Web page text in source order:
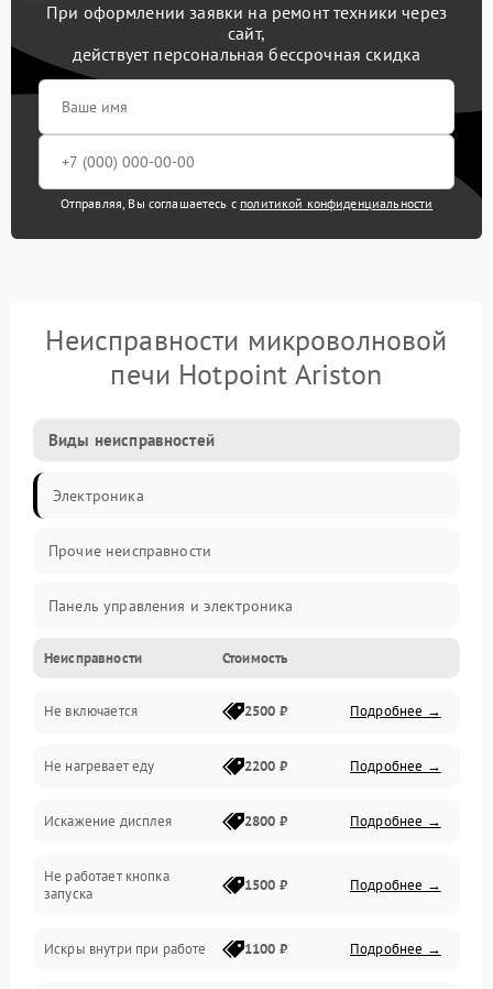
При оформлении заявки на ремонт техники через
сайт,
действует персональная бессрочная скидка
Отправляя, Вы соглашаетесь с политикой конфиденциальности
Неисправности микроволновой
печи Hotpoint Ariston
Виды неисправностей
Электроника
Прочие неисправности
Панель управления и электроника
Дверца и корпус
Механика и внутренние элементы
Механические повреждения
Питание и запуск
Нагрев и приготовление
Программное обеспечение
Неисправности Стоимость
Не включается 2500 ₽ Подробнее →
Не нагревает еду 2200 ₽ Подробнее →
Искажение дисплея 2800 ₽ Подробнее →
Не работает кнопка
запуска
1500 ₽ Подробнее →
Искры внутри при работе 1100 ₽ Подробнее →